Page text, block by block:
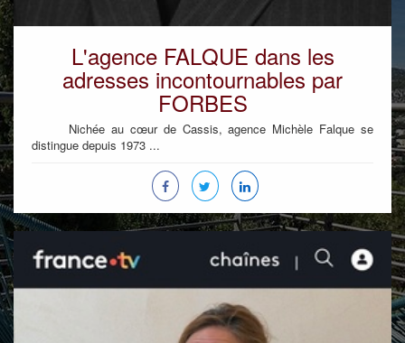
L'agence FALQUE dans les
adresses incontournables par
FORBES
Nichée au cœur de Cassis, agence Michèle Falque se
distingue depuis 1973 ...